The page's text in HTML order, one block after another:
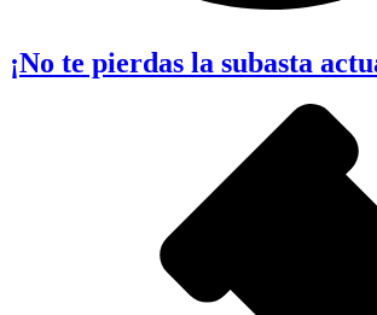
¡No te pierdas la subasta